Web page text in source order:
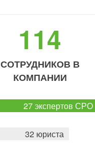
114
СОТРУДНИКОВ В
КОМПАНИИ
27 экспертов СРО
32 юриста